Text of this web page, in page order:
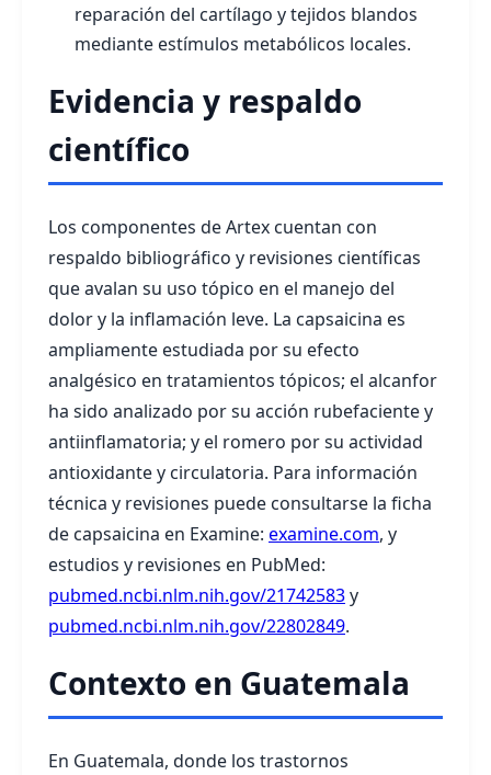
reparación del cartílago y tejidos blandos
mediante estímulos metabólicos locales.
Evidencia y respaldo
científico
Los componentes de Artex cuentan con
respaldo bibliográfico y revisiones científicas
que avalan su uso tópico en el manejo del
dolor y la inflamación leve. La capsaicina es
ampliamente estudiada por su efecto
analgésico en tratamientos tópicos; el alcanfor
ha sido analizado por su acción rubefaciente y
antiinflamatoria; y el romero por su actividad
antioxidante y circulatoria. Para información
técnica y revisiones puede consultarse la ficha
de capsaicina en Examine: examine.com, y
estudios y revisiones en PubMed:
pubmed.ncbi.nlm.nih.gov/21742583y
pubmed.ncbi.nlm.nih.gov/22802849.
Contexto en Guatemala
En Guatemala, donde los trastornos